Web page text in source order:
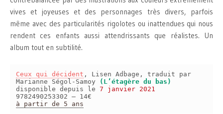
vives et joyeuses et des personnages très divers, parfois
même avec des particularités rigolotes ou inattendues qui nous
rendent ces enfants aussi attendrissants que réalistes. Un
album tout en subtilité.
Ceux qui décident , Lisen Adbage, traduit par
Marianne Ségol-Samoy
(L’étagère du bas)
disponible depuis le 7 janvier 2021
9782490253302 – 14€
à partir de 5 ans